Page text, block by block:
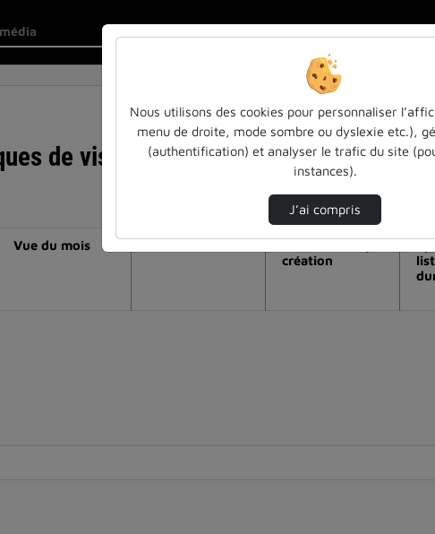
de visualisation de la vidéo
Modifier la période de visualisation
Vue du mois
création
Nous utilisons des cookies pour personnaliser
menu de droite, mode sombre ou dyslexie etc.),
(authentification) et analyser le trafic du site
instances).
J’ai compris